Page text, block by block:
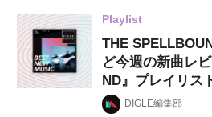
Playlist
THE
ど今週の新曲レ
ND』プレイリス
DIGLE編集部